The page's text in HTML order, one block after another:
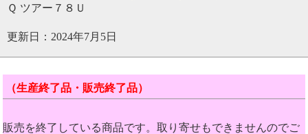
Ｑ ツアー７８Ｕ
更新日：2024年7月5日
（生産終了品・販売終了品）
販売を終了している商品です。取り寄せもできませんのでご